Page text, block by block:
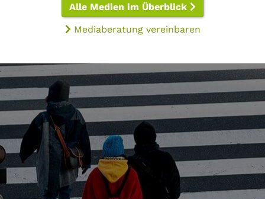
Alle Medien im Überblick
Mediaberatung vereinbaren